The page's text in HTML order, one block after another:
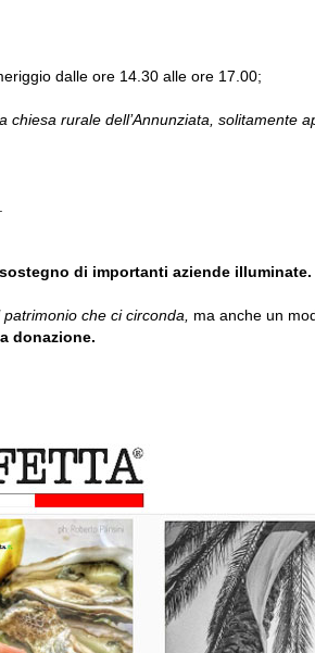
dalle ore 14.30 alle ore 17.00;
rurale dell’Annunziata, solitamente
di importanti aziende illuminate.
che ci circonda, ma anche un
donazione.